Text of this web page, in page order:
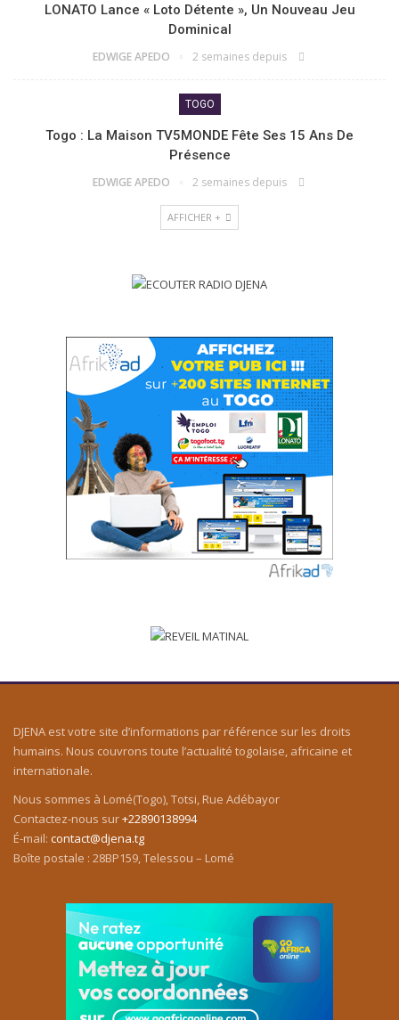
LONATO Lance « Loto Détente », Un Nouveau Jeu
Dominical
EDWIGE APEDO 2 semaines depuis
TOGO
Togo : La Maison TV5MONDE Fête Ses 15 Ans De
Présence
EDWIGE APEDO 2 semaines depuis
AFFICHER +
DJENA est votre site d’informations par référence sur les droits
humains. Nous couvrons toute l’actualité togolaise, africaine et
internationale.
Nous sommes à Lomé(Togo), Totsi, Rue Adébayor
Contactez-nous sur+22890138994
É-mail: contact@djena.tg
Boîte postale : 28BP159, Telessou – Lomé